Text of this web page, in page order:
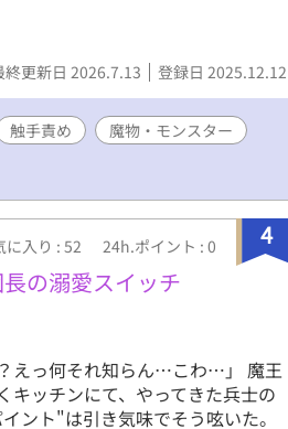
終更新日 2026.7.13 登録日 2025.12.12
触手責め
魔物・モンスター
4
に入り : 52 24h.ポイント : 0
の溺愛スイッチ
えっ何それ知らん…こわ…」 魔王
ッチンにて、やってきた兵士の
ント"は引き気味でそう呟いた。